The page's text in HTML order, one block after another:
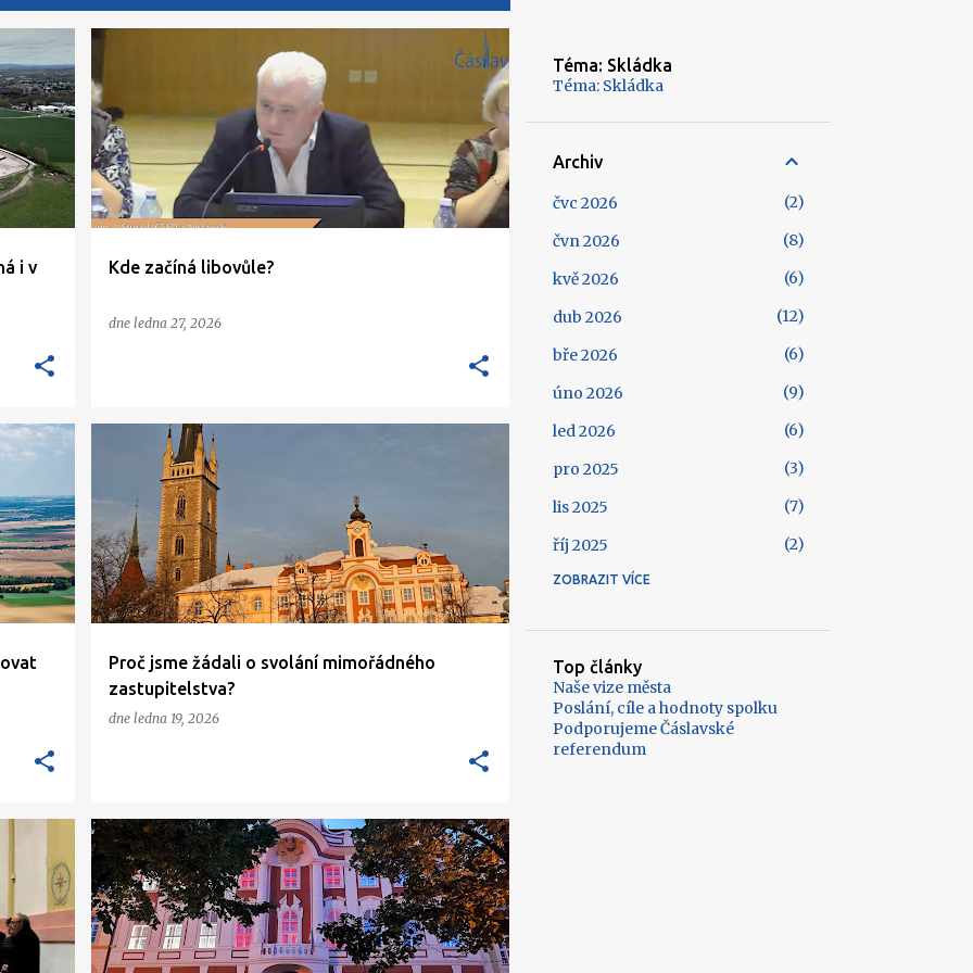
i v Kde začíná libovůle?
dne ledna 27, 2026
Proč jsme žádali o svolání mimořádného
zastupitelstva?
dne ledna 19, 2026
Téma: Skládka
Téma: Skládka
Archiv
čvc 2026
2
čvn 2026
8
kvě 2026
6
dub 2026
12
bře 2026
6
úno 2026
9
led 2026
6
pro 2025
3
lis 2025
7
říj 2025
2
zář 2025
čvc 2025
čvn 2025
kvě 2025
ZOBRAZIT VÍCE
Top články
Naše vize města
Poslání, cíle a hodnoty spolku
Podporujeme Čáslavské
referendum